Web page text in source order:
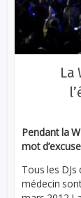
La
Pendant la
mot
Tous les DJs
médecin